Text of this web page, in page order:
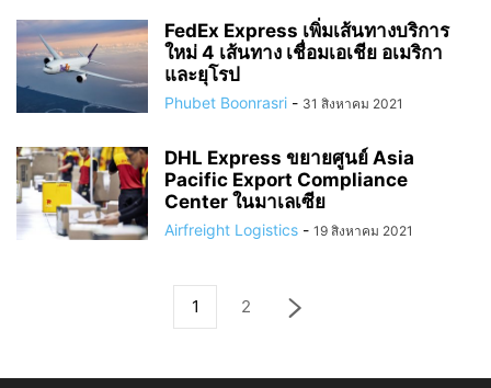
FedEx Express เพิ่มเส้นทางบริการ
ใหม่ 4 เส้นทาง เชื่อมเอเชีย อเมริกา
และยุโรป
Phubet Boonrasri - 31 สิงหาคม 2021
DHL Express ขยายศูนย์ Asia
Pacific Export Compliance
Center ในมาเลเซีย
Airfreight Logistics - 19 สิงหาคม 2021
1 2